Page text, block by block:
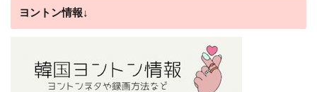
ヨントン情報↓